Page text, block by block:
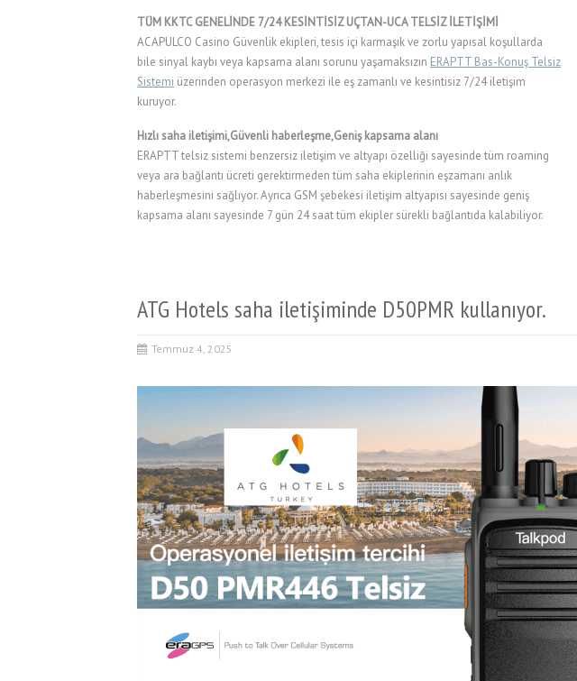
TÜM KKTC GENELİNDE 7/24 KESİNTİSİZ UÇTAN-UCA TELSİZ İLETİŞİMİ
ACAPULCO Casino Güvenlik ekipleri, tesis içi karmaşık ve zorlu yapısal koşullarda
bile sinyal kaybı veya kapsama alanı sorunu yaşamaksızın ERAPTT Bas-Konuş Telsiz
Sistemi üzerinden operasyon merkezi ile eş zamanlı ve kesintisiz 7/24 iletişim
kuruyor.
Hızlı saha iletişimi,Güvenli haberleşme,Geniş kapsama alanı
ERAPTT telsiz sistemi benzersiz iletişim ve altyapı özelliği sayesinde tüm roaming
veya ara bağlantı ücreti gerektirmeden tüm saha ekiplerinin eşzamanı anlık
haberleşmesini sağlıyor. Ayrıca GSM şebekesi iletişim altyapısı sayesinde geniş
kapsama alanı sayesinde 7 gün 24 saat tüm ekipler sürekli bağlantıda kalabiliyor.
ATG Hotels saha iletişiminde D50PMR kullanıyor.
Temmuz 4, 2025